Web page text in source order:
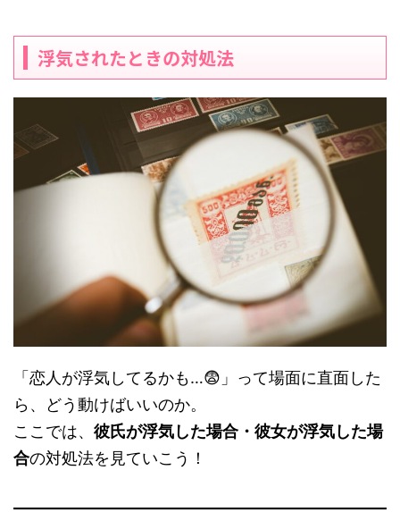
浮気されたときの対処法
「恋人が浮気してるかも…😨」って場面に直面した
ら、どう動けばいいのか。
ここでは、 彼氏が浮気した場合・彼女が浮気した場
合の対処法を見ていこう！